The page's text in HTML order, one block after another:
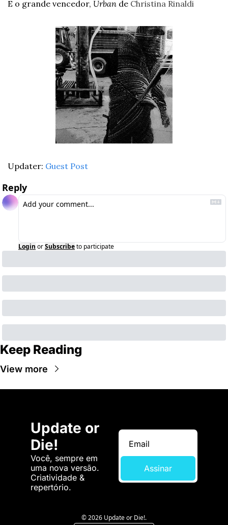
E o grande vencedor, Urban de Christina Rinaldi
Updater: Guest Post
Reply
Login orSubscribeto participate
Keep Reading
View more
Update or
Die!
Você, sempre em
uma nova versão.
Criatividade &
repertório.
Assinar
© 2026 Update or Die!.